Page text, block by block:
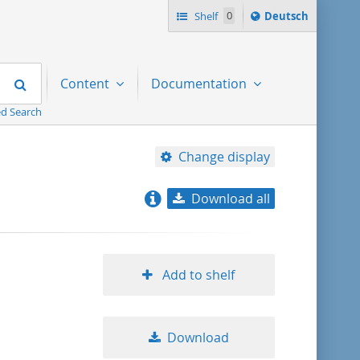
Shelf 0
Sprache
ï¿½ndern
Deutsch
Search
Search
Content Documentation
Change display
title ascending
Download all
Add to shelf
Download